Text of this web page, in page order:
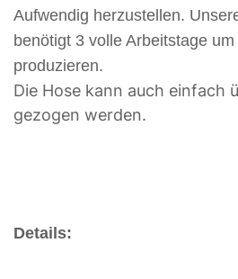
Aufwendig herzustellen.
benötigt 3 volle Arbeitstage
produzieren.
Die Hose kann auch einfach
gezogen werden.
Details: